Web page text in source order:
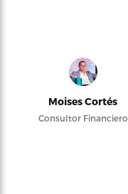
Moises Cortés
Consultor Financiero